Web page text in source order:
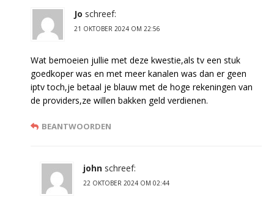
Jo schreef:
21 OKTOBER 2024 OM 22:56
Wat bemoeien jullie met deze kwestie,als tv een stuk
goedkoper was en met meer kanalen was dan er geen
iptv toch,je betaal je blauw met de hoge rekeningen van
de providers,ze willen bakken geld verdienen.
BEANTWOORDEN
john schreef:
22 OKTOBER 2024 OM 02:44